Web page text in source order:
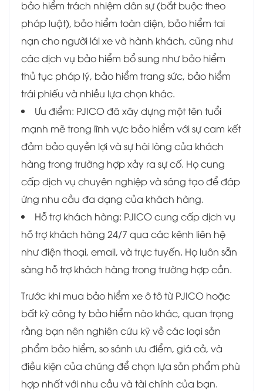
bảo hiểm trách nhiệm dân sự (bắt buộc theo
pháp luật), bảo hiểm toàn diện, bảo hiểm tai
nạn cho người lái xe và hành khách, cũng như
các dịch vụ bảo hiểm bổ sung như bảo hiểm
thủ tục pháp lý, bảo hiểm trang sức, bảo hiểm
trái phiếu và nhiều lựa chọn khác.
Ưu điểm: PJICO đã xây dựng một tên tuổi
mạnh mẽ trong lĩnh vực bảo hiểm với sự cam kết
đảm bảo quyền lợi và sự hài lòng của khách
hàng trong trường hợp xảy ra sự cố. Họ cung
cấp dịch vụ chuyên nghiệp và sáng tạo để đáp
ứng nhu cầu đa dạng của khách hàng.
Hỗ trợ khách hàng: PJICO cung cấp dịch vụ
hỗ trợ khách hàng 24/7 qua các kênh liên hệ
như điện thoại, email, và trực tuyến. Họ luôn sẵn
sàng hỗ trợ khách hàng trong trường hợp cần.
Trước khi mua bảo hiểm xe ô tô từ PJICO hoặc
bất kỳ công ty bảo hiểm nào khác, quan trọng
rằng bạn nên nghiên cứu kỹ về các loại sản
phẩm bảo hiểm, so sánh ưu điểm, giá cả, và
điều kiện của chúng để chọn lựa sản phẩm phù
hợp nhất với nhu cầu và tài chính của bạn.